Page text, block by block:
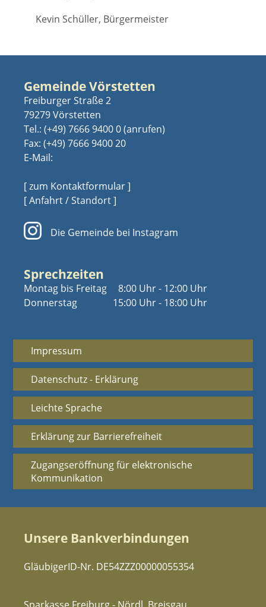
Kevin Schüller, Bürgermeister
Gemeinde Vörstetten
Freiburger Straße 2
79279 Vörstetten
Tel.: (+49) 7666 9400 0
Fax: (+49) 7666 9400 20
E-Mail:
[ zum Kontaktformular ]
[ Anfahrt / Standort ]
Die Gemeinde bei Instagram
Sprechzeiten
Montag bis Freitag
Donnerstag
8:00 Uhr - 12:00 Uhr
15:00 Uhr - 18:00 Uhr
Impressum
Datenschutz - Erklärung
Leichte Sprache
Erklärung zur Barrierefreiheit
Zugangseröffnung für elektronische
Kommunikation
Unsere Bankverbindungen
GläubigerID-Nr. DE54ZZZ00000055354